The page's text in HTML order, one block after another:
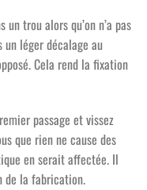
trou alors qu’on n’a pas
léger décalage au
Cela rend la fixation
passage et vissez
que rien ne cause des
en serait affectée. Il
de la fabrication.